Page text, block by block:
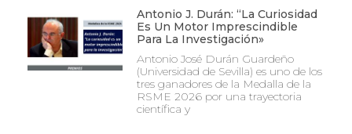
Antonio J. Durán: “La Curiosidad
Es Un Motor Imprescindible
Para La Investigación»
Antonio José Durán Guardeño
(Universidad de Sevilla) es uno de los
tres ganadores de la Medalla de la
RSME 2026 por una trayectoria
científica y